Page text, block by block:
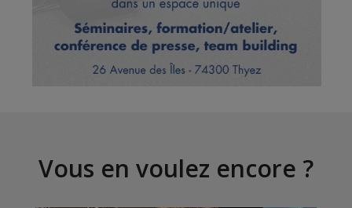
Vous en voulez encore ?